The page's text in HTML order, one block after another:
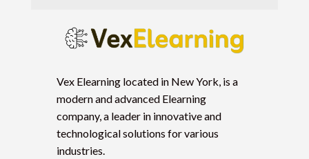
Vex Elearning located in New York, is a
modern and advanced Elearning
company, a leader in innovative and
technological solutions for various
industries.